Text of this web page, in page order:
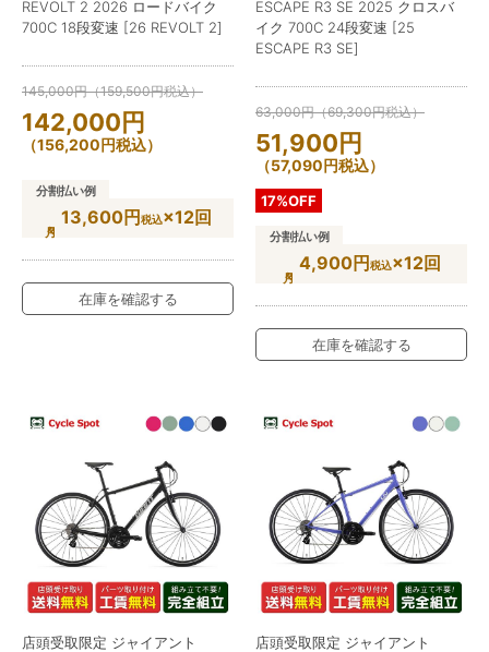
REVOLT 2 2026 ロードバイク
700C 18段変速 [26 REVOLT 2]
145,000円（159,500円税込）
142,000円
（156,200円税込）
分割払い例
13,600円税込×12回
在庫を確認する
ESCAPE R3 SE 2025 クロスバ
イク 700C 24段変速 [25
ESCAPE R3 SE]
63,000円（69,300円税込）
51,900円
（57,090円税込）
17%OFF
分割払い例
4,900円税込×12回
在庫を確認する
店頭受取限定 ジャイアント
店頭受取限定 ジャイアント